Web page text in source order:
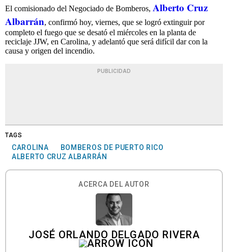
El comisionado del Negociado de Bomberos, Alberto Cruz
Albarrán, confirmó hoy, viernes, que se logró extinguir por
completo el fuego que se desató el miércoles en la planta de
reciclaje JJW, en Carolina, y adelantó que será difícil dar con la
causa y origen del incendio.
PUBLICIDAD
TAGS
CAROLINA
BOMBEROS DE PUERTO RICO
ALBERTO CRUZ ALBARRÁN
ACERCA DEL AUTOR
JOSÉ ORLANDO DELGADO RIVERA